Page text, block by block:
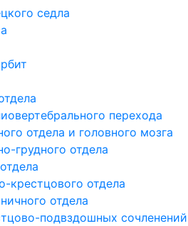
седла
перехода
отдела и головного мозга
грудного отдела
крестцового отдела
отдела
подвздошных сочленений